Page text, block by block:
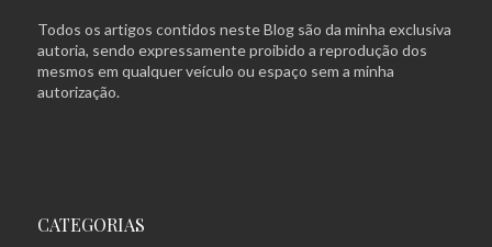
Todos os artigos contidos neste Blog são da minha exclusiva
autoria, sendo expressamente proibido a reprodução dos
mesmos em qualquer veículo ou espaço sem a minha
autorização.
CATEGORIAS